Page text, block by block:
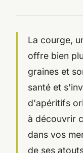
La courge,
offre bien
graines et
santé et
d'apéritifs
à découvrir
dans vos
de ses